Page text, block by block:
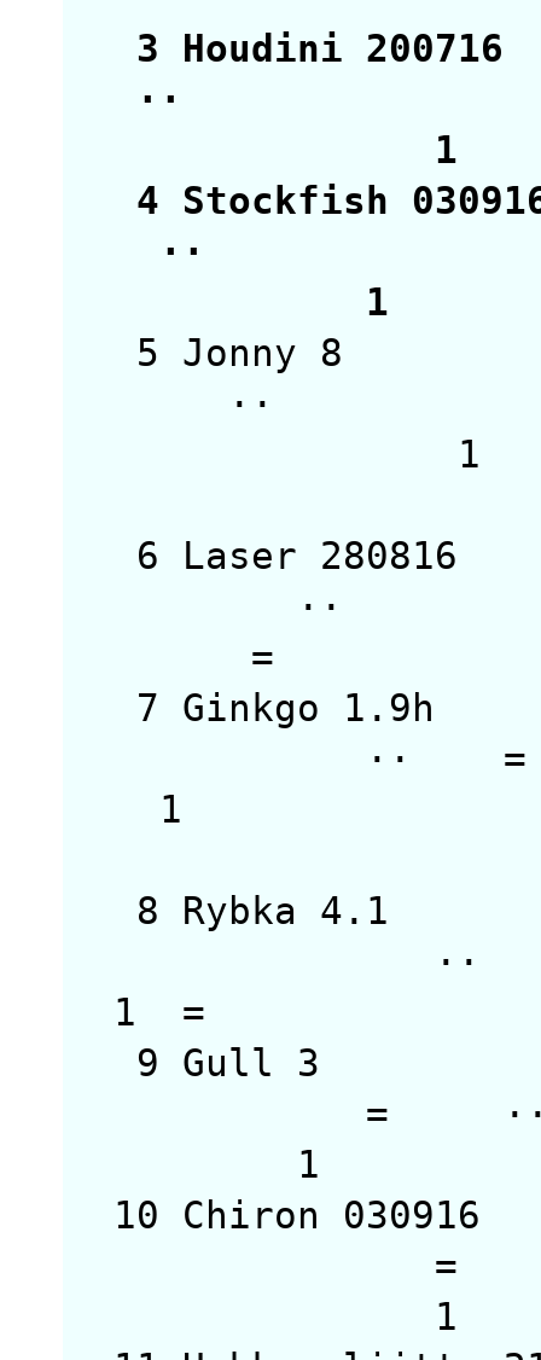
3 Houdini
1
4 Stockfish
1
5 Jonny 8
1
6 Laser
··
7 Ginkgo
1
8 Rybka
1
9 Gull 3
=
10 Chiron
=